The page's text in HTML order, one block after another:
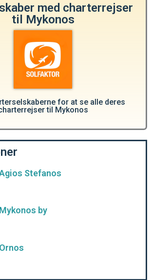
med charterrejser
til Mykonos
for at se alle deres
til Mykonos
Stefanos
Mykonos by
Ornos